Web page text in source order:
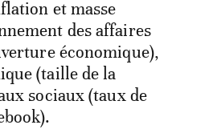
et masse
des affaires
économique),
(taille de la
sociaux (taux de